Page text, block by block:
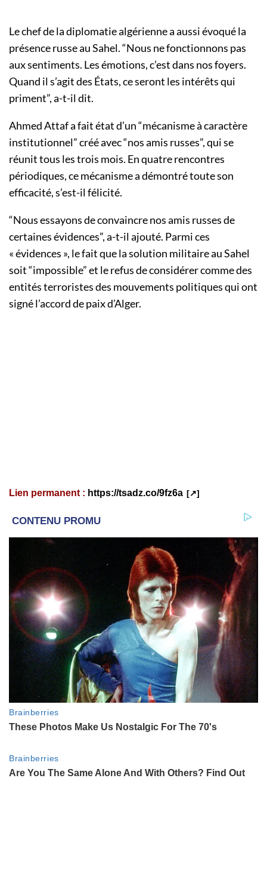
Le chef de la diplomatie algérienne a aussi évoqué la
présence russe au Sahel. “Nous ne fonctionnons pas
aux sentiments. Les émotions, c’est dans nos foyers.
Quand il s’agit des États, ce seront les intérêts qui
priment”, a-t-il dit.
Ahmed Attaf a fait état d’un “mécanisme à caractère
institutionnel” créé avec “nos amis russes”, qui se
réunit tous les trois mois. En quatre rencontres
périodiques, ce mécanisme a démontré toute son
efficacité, s’est-il félicité.
“Nous essayons de convaincre nos amis russes de
certaines évidences”, a-t-il ajouté. Parmi ces
« évidences », le fait que la solution militaire au Sahel
soit “impossible” et le refus de considérer comme des
entités terroristes des mouvements politiques qui ont
signé l’accord de paix d’Alger.
Lien permanent : https://tsadz.co/9fz6a